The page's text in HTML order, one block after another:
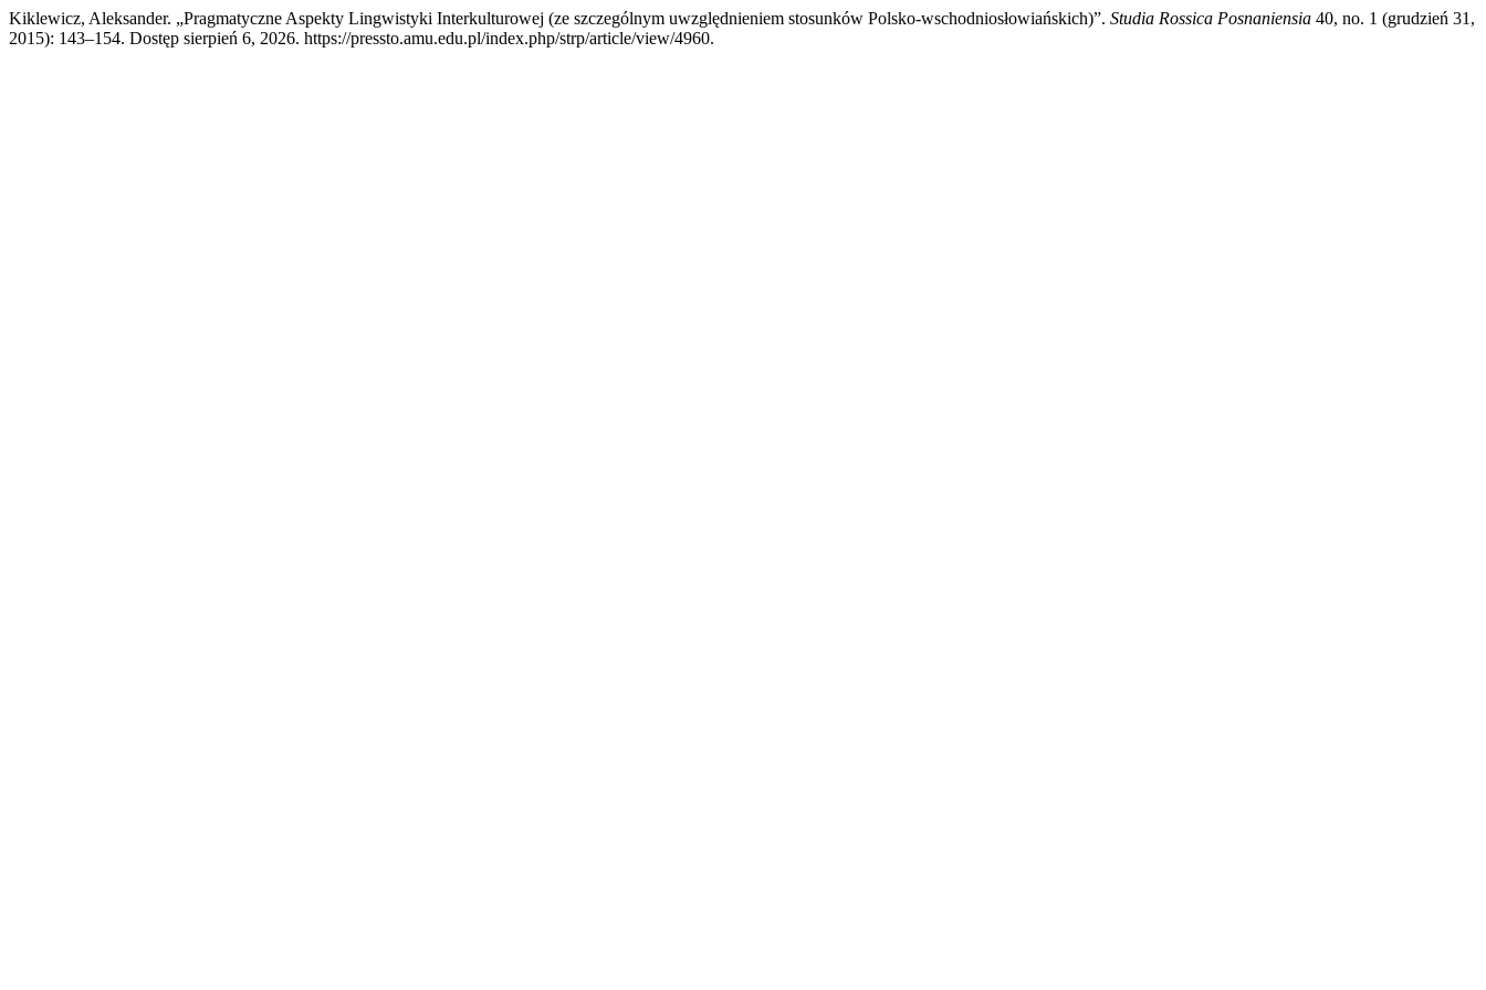
Kiklewicz, Aleksander. „Pragmatyczne Aspekty Lingwistyki Interkulturowej (ze szczególnym uwzględnieniem stosunków Polsko-wschodniosłowiańskich)”. Studia Rossica Posnaniensia 40, no. 1 (grudzień 31,
2015): 143–154. Dostęp sierpień 6, 2026. https://pressto.amu.edu.pl/index.php/strp/article/view/4960.